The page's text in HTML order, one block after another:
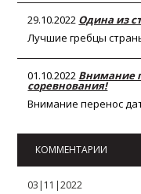
29.10.2022 Одина из
Лучшие гребцы
01.10.2022 Внимание
соревнования!
Внимание перенос
КОММЕНТАРИИ
03|11|2022